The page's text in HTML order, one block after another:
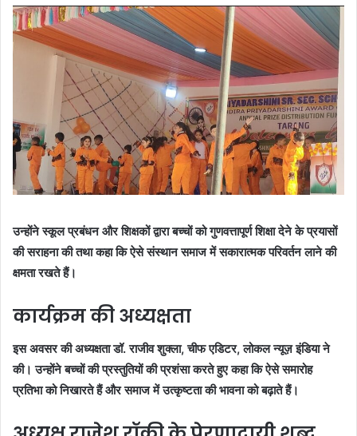
उन्होंने स्कूल प्रबंधन और शिक्षकों द्वारा बच्चों को गुणवत्तापूर्ण शिक्षा देने के प्रयासों
की सराहना की तथा कहा कि ऐसे संस्थान समाज में सकारात्मक परिवर्तन लाने की
क्षमता रखते हैं।
कार्यक्रम की अध्यक्षता
इस अवसर की अध्यक्षता डॉ. राजीव शुक्ला, चीफ एडिटर, लोकल न्यूज़ इंडिया ने
की। उन्होंने बच्चों की प्रस्तुतियों की प्रशंसा करते हुए कहा कि ऐसे समारोह
प्रतिभा को निखारते हैं और समाज में उत्कृष्टता की भावना को बढ़ाते हैं।